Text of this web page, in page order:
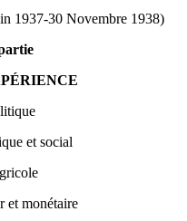
1937-30 Novembre 1938)
et social
et monétaire